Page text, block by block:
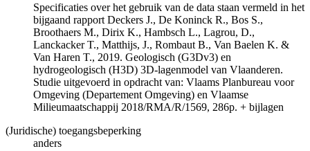
Specificaties over het gebruik van de data staan vermeld in het
bijgaand rapport Deckers J., De Koninck R., Bos S.,
Broothaers M., Dirix K., Hambsch L., Lagrou, D.,
Lanckacker T., Matthijs, J., Rombaut B., Van Baelen K. &
Van Haren T., 2019. Geologisch (G3Dv3) en
hydrogeologisch (H3D) 3D-lagenmodel van Vlaanderen.
Studie uitgevoerd in opdracht van: Vlaams Planbureau voor
Omgeving (Departement Omgeving) en Vlaamse
Milieumaatschappij 2018/RMA/R/1569, 286p. + bijlagen
(Juridische) toegangsbeperking
anders